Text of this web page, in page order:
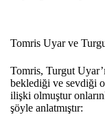
Tomris Uyarve
Tomris, Turgut
beklediği ve sevdiği
ilişki olmuştur
şöyle anlatmıştır: